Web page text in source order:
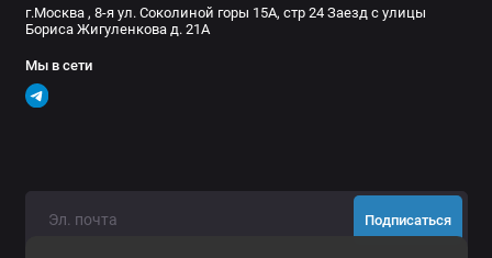
г.Москва , 8-я ул. Соколиной горы 15А, стр 24 Заезд с улицы
Бориса Жигуленкова д. 21А
Мы в сети
Подписаться